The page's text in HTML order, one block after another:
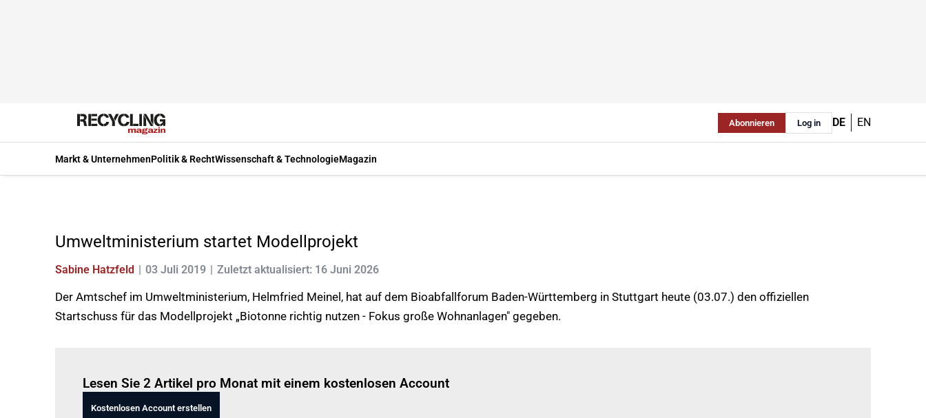
Abonnieren Log in DE EN
Markt & UnternehmenPolitik & RechtWissenschaft & TechnologieMagazin
Umweltministerium startet Modellprojekt
Sabine Hatzfeld 03 Juli 2019 Zuletzt aktualisiert: 16 Juni 2026
Der Amtschef im Umweltministerium, Helmfried Meinel, hat auf dem Bioabfallforum Baden-Württemberg in Stuttgart heute (03.07.) den offiziellen
Startschuss für das Modellprojekt „Biotonne richtig nutzen - Fokus große Wohnanlagen" gegeben.
Lesen Sie 2 Artikel pro Monat mit einem kostenlosen Account
Kostenlosen Account erstellen